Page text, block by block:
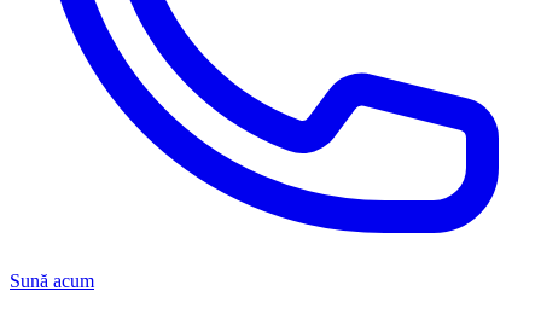
Sună acum